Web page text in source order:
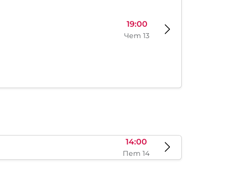
19:00
Чет 13
14:00
Пет 14